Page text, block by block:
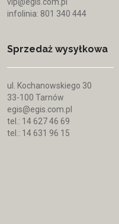
infolinia: 801 340 444
Sprzedaż wysyłkowa
ul. Kochanowskiego 30
33-100 Tarnów
egis@egis.com.pl
tel.: 14 627 46 69
tel.: 14 631 96 15